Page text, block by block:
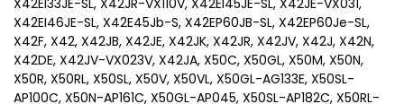
X42EI33JE-SL, X42JR-VX110V, X42EI45JE-SL, X42JE-VX031,
X42EI46JE-SL, X42E45Jb-S, X42EP60JB-SL, X42EP60Je-SL,
X42F, X42, X42JB, X42JE, X42JK, X42JR, X42JV, X42J, X42N,
X42DE, X42JV-VX023V, X42JA, X50C, X50GL, X50M, X50N,
X50R, X50RL, X50SL, X50V, X50VL, X50GL-AG133E, X50SL-
AP100C, X50N-AP161C, X50GL-AP045, X50SL-AP182C, X50RL-